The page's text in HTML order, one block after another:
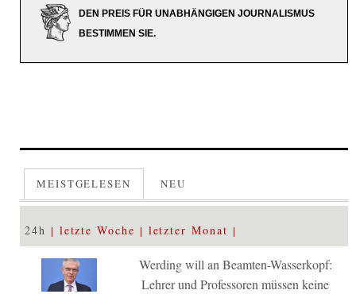
DEN PREIS FÜR UNABHÄNGIGEN JOURNALISMUS
BESTIMMEN SIE.
MEISTGELESEN NEU
24h letzte Woche letzter Monat
Werding will an Beamten-Wasserkopf:
Lehrer und Professoren müssen keine